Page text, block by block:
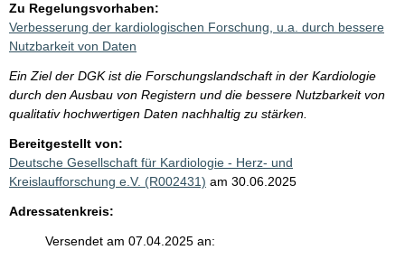
Zu Regelungsvorhaben:
Verbesserung der kardiologischen Forschung, u.a. durch bessere
Nutzbarkeit von Daten
Ein Ziel der DGK ist die Forschungslandschaft in der Kardiologie
durch den Ausbau von Registern und die bessere Nutzbarkeit von
qualitativ hochwertigen Daten nachhaltig zu stärken.
Bereitgestellt von:
Deutsche Gesellschaft für Kardiologie - Herz- und
Kreislaufforschung e.V. (R002431) am 30.06.2025
Adressatenkreis:
Versendet am 07.04.2025 an: